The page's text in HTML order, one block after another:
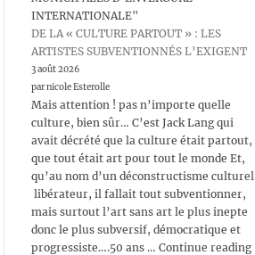
INTERNATIONALE"
DE LA « CULTURE PARTOUT » : LES
ARTISTES SUBVENTIONNÉS L’EXIGENT
3 août 2026
par nicole Esterolle
Mais attention ! pas n’importe quelle
culture, bien sûr… C’est Jack Lang qui
avait décrété que la culture était partout,
que tout était art pour tout le monde Et,
qu’au nom d’un déconstructisme culturel
libérateur, il fallait tout subventionner,
mais surtout l’art sans art le plus inepte
donc le plus subversif, démocratique et
progressiste….50 ans … Continue reading